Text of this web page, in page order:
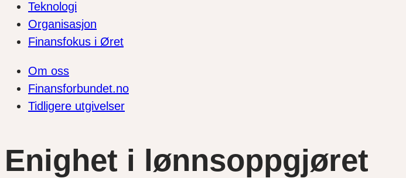
Teknologi
Organisasjon
Finansfokus i Øret
Om oss
Finansforbundet.no
Tidligere utgivelser
Enighet i lønnsoppgjøret